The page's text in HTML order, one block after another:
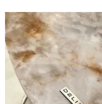
DELIFE – Nábytek,